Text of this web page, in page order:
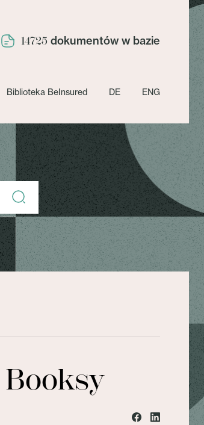
14725 dokumentów w bazie
Biblioteka BeInsured DE ENG